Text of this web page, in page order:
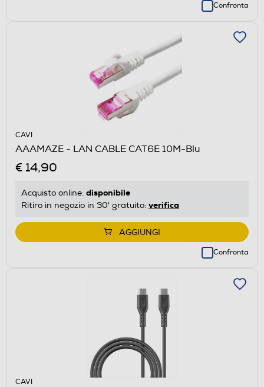
Confronta
CAVI
AAAMAZE - LAN CABLE CAT6E 10M-Blu
€ 14,90
Acquisto online: disponibile
Ritiro in negozio in 30' gratuito: verifica
AGGIUNGI
Confronta
CAVI